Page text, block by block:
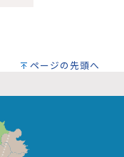
ページの先頭へ